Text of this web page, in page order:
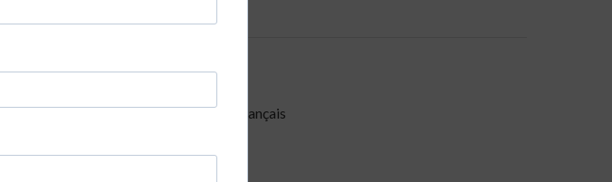
écrivain, essayiste et polémiste français